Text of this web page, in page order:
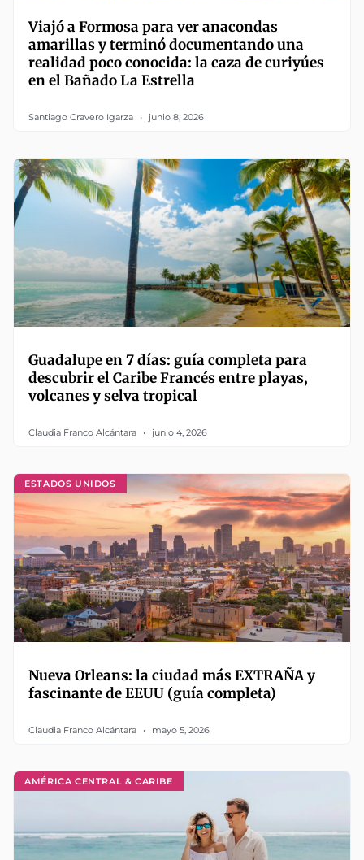
Viajó a Formosa para ver anacondas
amarillas y terminó documentando una
realidad poco conocida: la caza de curiyúes
en el Bañado La Estrella
Santiago Cravero Igarza junio 8, 2026
Guadalupe en 7 días: guía completa para
descubrir el Caribe Francés entre playas,
volcanes y selva tropical
Claudia Franco Alcántara junio 4, 2026
ESTADOS UNIDOS
Nueva Orleans: la ciudad más EXTRAÑA y
fascinante de EEUU (guía completa)
Claudia Franco Alcántara mayo 5, 2026
AMÉRICA CENTRAL & CARIBE